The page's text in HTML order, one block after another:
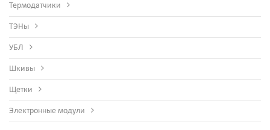
Термодатчики
ТЭНы
УБЛ
Шкивы
Щетки
Электронные модули